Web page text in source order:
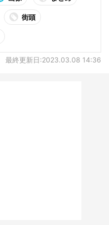
街頭
最終更新日:2023.03.08 14:36